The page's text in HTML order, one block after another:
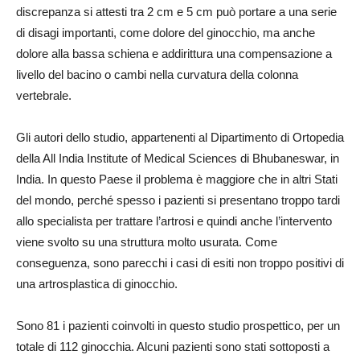
discrepanza si attesti tra 2 cm e 5 cm può portare a una serie
di disagi importanti, come dolore del ginocchio, ma anche
dolore alla bassa schiena e addirittura una compensazione a
livello del bacino o cambi nella curvatura della colonna
vertebrale.
Gli autori dello studio, appartenenti al Dipartimento di Ortopedia
della All India Institute of Medical Sciences di Bhubaneswar, in
India. In questo Paese il problema è maggiore che in altri Stati
del mondo, perché spesso i pazienti si presentano troppo tardi
allo specialista per trattare l’artrosi e quindi anche l’intervento
viene svolto su una struttura molto usurata. Come
conseguenza, sono parecchi i casi di esiti non troppo positivi di
una artrosplastica di ginocchio.
Sono 81 i pazienti coinvolti in questo studio prospettico, per un
totale di 112 ginocchia. Alcuni pazienti sono stati sottoposti a